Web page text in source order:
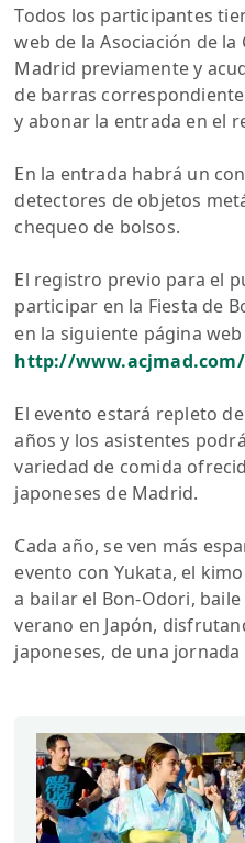
Todos los participantes
web de la Asociación de la
Madrid previamente y
de barras
y abonar la entrada en el
En la entrada habrá un
detectores de objetos
chequeo de bolsos.
El registro previo para el
participar en la Fiesta de
en la siguiente página web
http://www.acjmad.com/
El evento estará repleto
años y los asistentes
variedad de comida
japoneses de Madrid.
Cada año, se ven más
evento con Yukata, el
a bailar el Bon-Odori,
verano en Japón,
japoneses, de una jornada